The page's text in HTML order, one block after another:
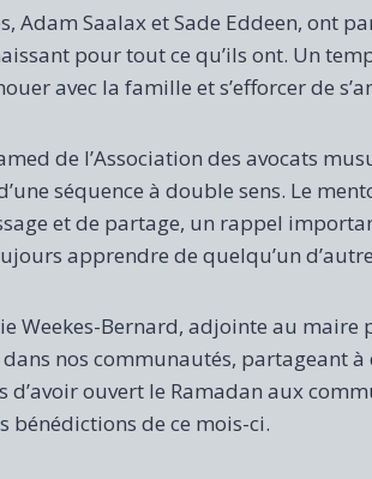
Adam Saalax et Sade Eddeen, ont
pour tout ce qu’ils ont. Un
avec la famille et s’efforcer de
de l’Association des avocats
séquence à double sens. Le
et de partage, un rappel
apprendre de quelqu’un
Weekes-Bernard, adjointe au
nos communautés, partageant
d’avoir ouvert le Ramadan aux
bénédictions de ce mois-ci.